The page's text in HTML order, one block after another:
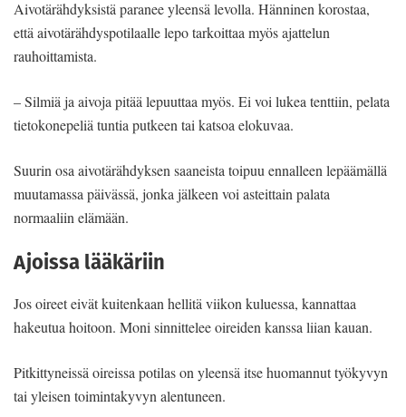
Aivotärähdyksistä paranee yleensä levolla. Hänninen korostaa,
että aivotärähdyspotilaalle lepo tarkoittaa myös ajattelun
rauhoittamista.
– Silmiä ja aivoja pitää lepuuttaa myös. Ei voi lukea tenttiin, pelata
tietokonepeliä tuntia putkeen tai katsoa elokuvaa.
Suurin osa aivotärähdyksen saaneista toipuu ennalleen lepäämällä
muutamassa päivässä, jonka jälkeen voi asteittain palata
normaaliin elämään.
Ajoissa lääkäriin
Jos oireet eivät kuitenkaan hellitä viikon kuluessa, kannattaa
hakeutua hoitoon. Moni sinnittelee oireiden kanssa liian kauan.
Pitkittyneissä oireissa potilas on yleensä itse huomannut työkyvyn
tai yleisen toimintakyvyn alentuneen.